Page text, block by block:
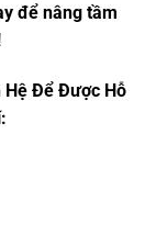
để nâng tầm
Hệ Để Được Hỗ